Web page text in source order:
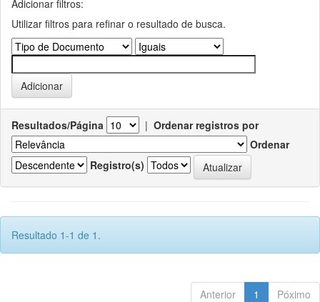
Adicionar filtros:
Utilizar filtros para refinar o resultado de busca.
Resultados/Página | Ordenar registros por
Ordenar
Registro(s)
Resultado 1-1 de 1.
Anterior 1 Póximo